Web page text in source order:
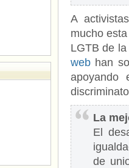
A
mucho
LGTB de
web han
apoyando
La
El
de